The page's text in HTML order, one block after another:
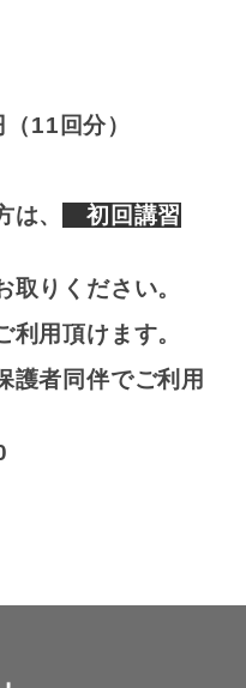
11回分）
、
初回講習
取りください。
利用頂けます。
者同伴でご利用